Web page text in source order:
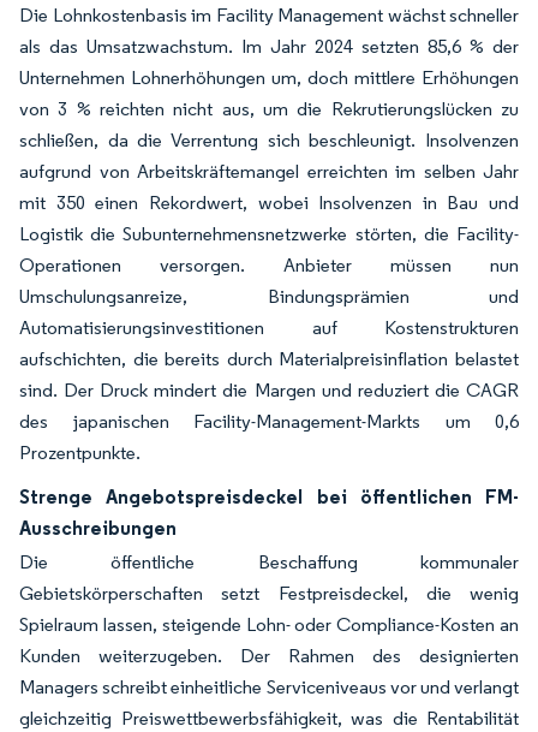
Die Lohnkostenbasis im Facility Management wächst schneller
als das Umsatzwachstum. Im Jahr 2024 setzten 85,6 % der
Unternehmen Lohnerhöhungen um, doch mittlere Erhöhungen
von 3 % reichten nicht aus, um die Rekrutierungslücken zu
schließen, da die Verrentung sich beschleunigt. Insolvenzen
aufgrund von Arbeitskräftemangel erreichten im selben Jahr
mit 350 einen Rekordwert, wobei Insolvenzen in Bau und
Logistik die Subunternehmensnetzwerke störten, die Facility-
Operationen versorgen. Anbieter müssen nun
Umschulungsanreize, Bindungsprämien und
Automatisierungsinvestitionen auf Kostenstrukturen
aufschichten, die bereits durch Materialpreisinflation belastet
sind. Der Druck mindert die Margen und reduziert die CAGR
des japanischen Facility-Management-Markts um 0,6
Prozentpunkte.
Strenge Angebotspreisdeckel bei öffentlichen FM-
Ausschreibungen
Die öffentliche Beschaffung kommunaler
Gebietskörperschaften setzt Festpreisdeckel, die wenig
Spielraum lassen, steigende Lohn- oder Compliance-Kosten an
Kunden weiterzugeben. Der Rahmen des designierten
Managers schreibt einheitliche Serviceniveaus vor und verlangt
gleichzeitig Preiswettbewerbsfähigkeit, was die Rentabilität